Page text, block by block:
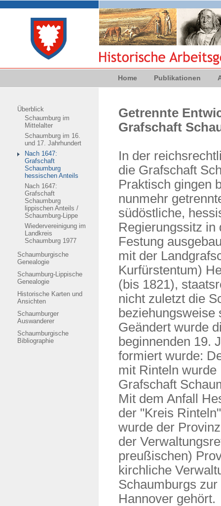
Home Publikationen
Überblick
Schaumburg im
Mittelalter
Schaumburg im 16.
und 17. Jahrhundert
Nach 1647:
Grafschaft
Schaumburg
hessischen Anteils
Nach 1647:
Grafschaft
Schaumburg
lippischen Anteils /
Schaumburg-Lippe
Wiedervereinigung im
Landkreis
Schaumburg 1977
Schaumburgische
Genealogie
Schaumburg-Lippische
Genealogie
Historische Karten und
Ansichten
Schaumburger
Auswanderer
Schaumburgische
Bibliographie
Getrennte
Grafschaft
In der
die Grafschaft
Praktisch gingen
nunmehr
südöstliche,
Regierungssitz in
Festung
mit der
Kurfürstentum)
(bis 1821),
nicht zuletzt die
beziehungsweise
Geändert wurde
beginnenden 19.
formiert wurde:
mit Rinteln
Grafschaft
Mit dem Anfall
der "Kreis
wurde der
der
preußischen)
kirchliche
Schaumburgs
Hannover gehört.